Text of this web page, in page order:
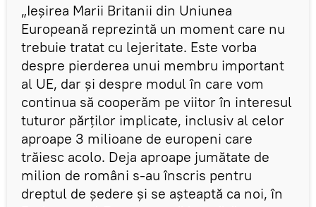
„Ieșirea Marii Britanii din Uniunea
Europeană reprezintă un moment care nu
trebuie tratat cu lejeritate. Este vorba
despre pierderea unui membru important
al UE, dar și despre modul în care vom
continua să cooperăm pe viitor în interesul
tuturor părților implicate, inclusiv al celor
aproape 3 milioane de europeni care
trăiesc acolo. Deja aproape jumătate de
milion de români s-au înscris pentru
dreptul de ședere și se așteaptă ca noi, în